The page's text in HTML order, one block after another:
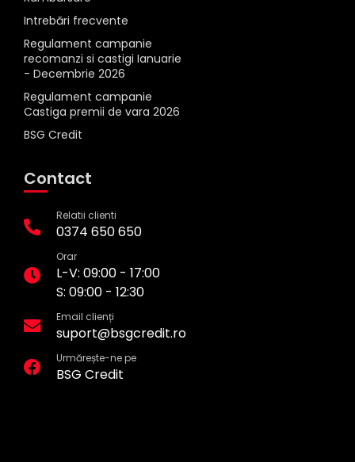
Intrebări frecvente
Regulament campanie
recomanzi si castigi Ianuarie
- Decembrie 2026
Regulament campanie
Castiga premii de vara 2026
BSG Credit
Contact
Relatii clienti
0374 650 650
Orar
L-V: 09:00 - 17:00
S: 09:00 - 12:30
Email clienți
suport@bsgcredit.ro
Urmărește-ne pe
BSG Credit